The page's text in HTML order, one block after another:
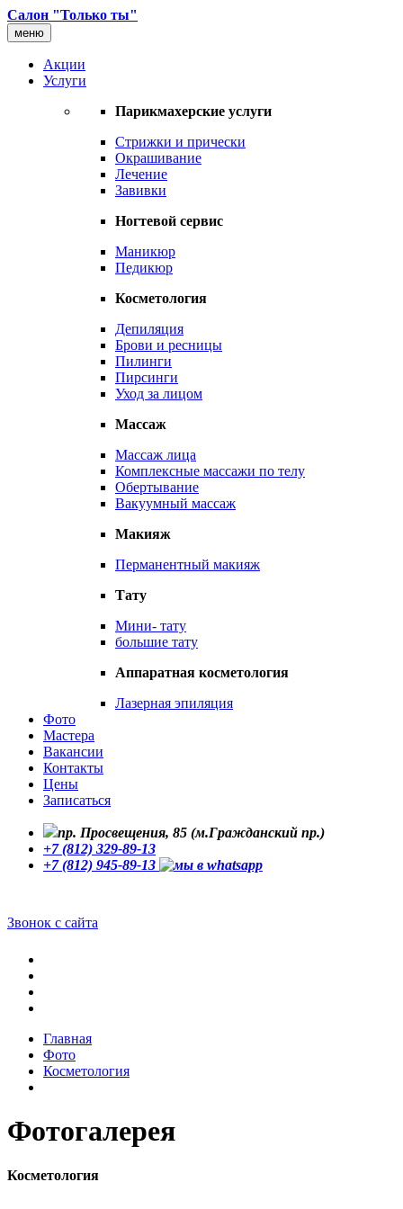
Салон "Только ты"
меню
Акции
Услуги
Парикмахерские услуги
Стрижки и прически
Окрашивание
Лечение
Завивки
Ногтевой сервис
Маникюр
Педикюр
Косметология
Депиляция
Брови и ресницы
Пилинги
Пирсинги
Уход за лицом
Массаж
Массаж лица
Комплексные массажи по телу
Обертывание
Вакуумный массаж
Макияж
Перманентный макияж
Тату
Мини- тату
большие тату
Аппаратная косметология
Лазерная эпиляция
Фото
Мастера
Вакансии
Контакты
Цены
Записаться
пр. Просвещения, 85 (м.Гражданский пр.)
+7 (812) 329-89-13
+7 (812) 945-89-13
Звонок с сайта
Главная
Фото
Косметология
Фотогалерея
Косметология